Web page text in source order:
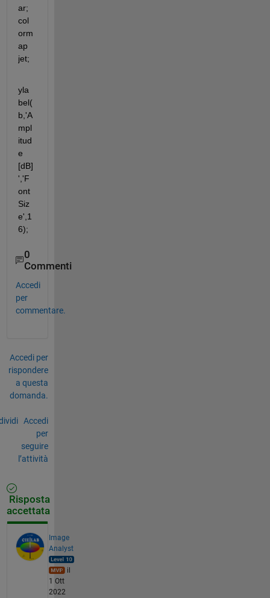
ar;
col
orm
ap
jet;
yla
bel(
b,'A
mpl
itud
e
[dB]
','F
ont
Siz
e',1
6);
0
Commenti
Accedi
per
commentare.
Accedi per
rispondere
a questa
domanda.
Accedi
per
seguire
l’attività
Risposta
accettata
Image
Analyst
il
1 Ott
2022